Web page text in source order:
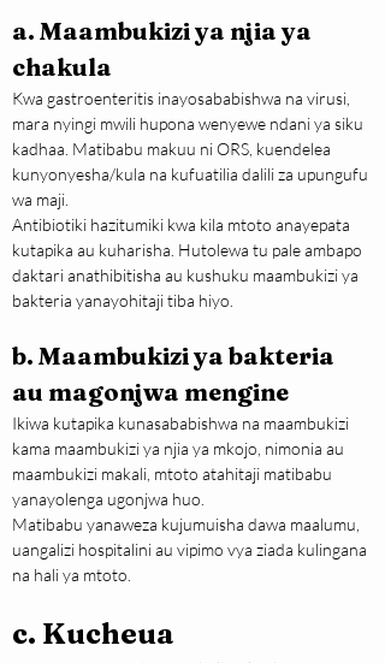
a. Maambukizi ya njia ya
chakula
Kwa gastroenteritis inayosababishwa na virusi,
mara nyingi mwili hupona wenyewe ndani ya siku
kadhaa. Matibabu makuu ni ORS, kuendelea
kunyonyesha/kula na kufuatilia dalili za upungufu
wa maji.
Antibiotiki hazitumiki kwa kila mtoto anayepata
kutapika au kuharisha. Hutolewa tu pale ambapo
daktari anathibitisha au kushuku maambukizi ya
bakteria yanayohitaji tiba hiyo.
b. Maambukizi ya bakteria
au magonjwa mengine
Ikiwa kutapika kunasababishwa na maambukizi
kama maambukizi ya njia ya mkojo, nimonia au
maambukizi makali, mtoto atahitaji matibabu
yanayolenga ugonjwa huo.
Matibabu yanaweza kujumuisha dawa maalumu,
uangalizi hospitalini au vipimo vya ziada kulingana
na hali ya mtoto.
c. Kucheua